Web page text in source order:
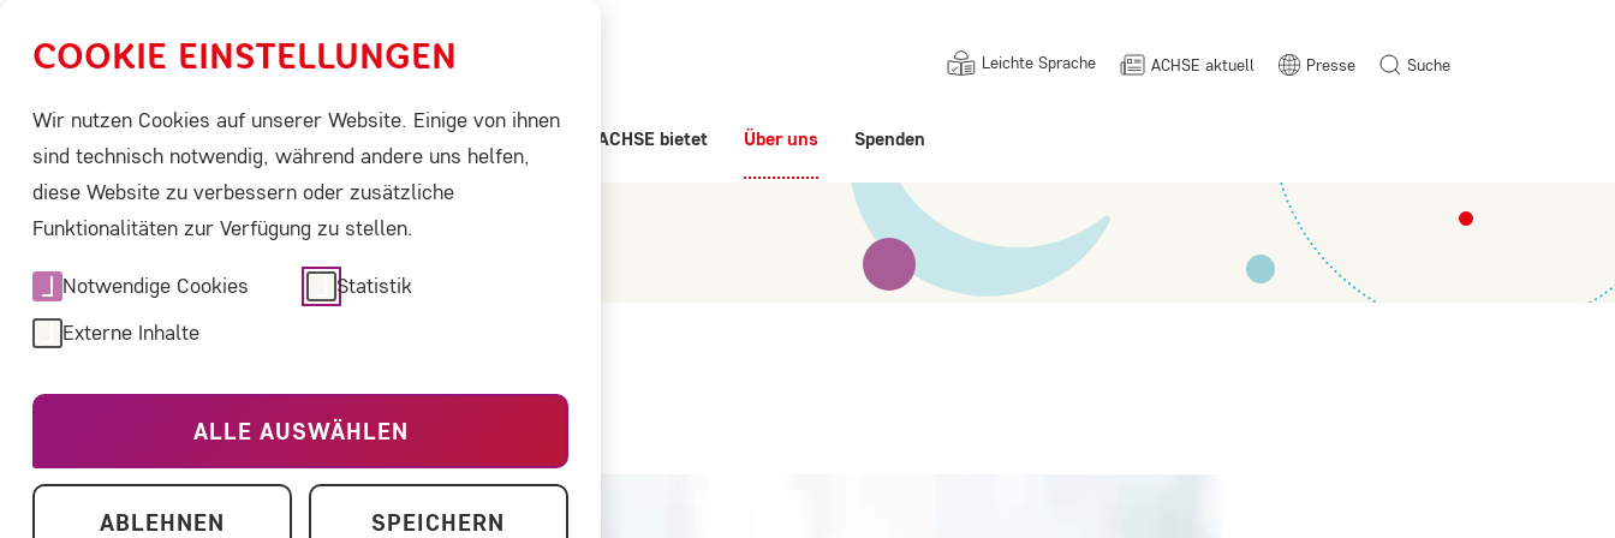
Leichte Sprache ACHSE aktuell Presse Suche
ACHSE aktiviert ACHSE bietet Über uns Spenden
Home
COOKIE EINSTELLUNGEN
Wir nutzen Cookies auf unserer Website. Einige von ihnen
sind technisch notwendig, während andere uns helfen,
diese Website zu verbessern oder zusätzliche
Funktionalitäten zur Verfügung zu stellen.
Notwendige Cookies
Statistik
Externe Inhalte
ALLE AUSWÄHLEN
ABLEHNEN SPEICHERN